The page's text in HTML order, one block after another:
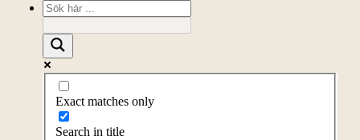
Exact matches only
Search in title